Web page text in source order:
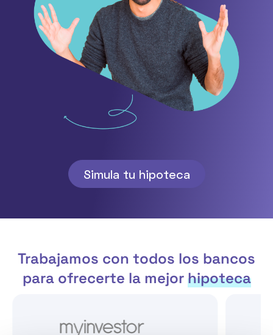
Simula tu hipoteca
Trabajamos con todos los bancos
para ofrecerte la mejorhipoteca